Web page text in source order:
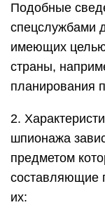
Подобные
спецслужбами
имеющих
страны,
планирования
2.
шпионажа
предметом
составляющие
их: